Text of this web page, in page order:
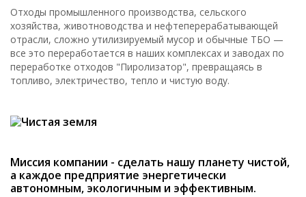
Отходы промышленного производства, сельского
хозяйства, животноводства и нефтеперерабатывающей
отрасли, сложно утилизируемый мусор и обычные ТБО —
все это переработается в наших комплексах и заводах по
переработке отходов "Пиролизатор", превращаясь в
топливо, электричество, тепло и чистую воду.
Миссия компании - сделать нашу планету чистой,
а каждое предприятие энергетически
автономным, экологичным и эффективным.